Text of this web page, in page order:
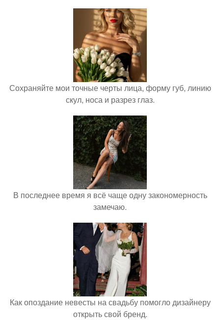
Сохраняйте мои точные черты лица, форму губ, линию
скул, носа и разрез глаз.
В последнее время я всё чаще одну закономерность
замечаю.
Как опоздание невесты на свадьбу помогло дизайнеру
открыть свой бренд.